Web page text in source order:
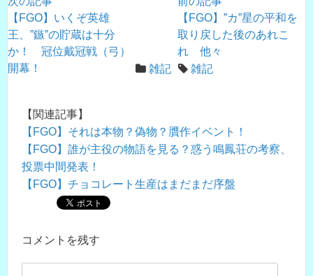
【FGO】”カ”星の平和を
取り戻した後のあれこ
れ 他々
【FGO】いくぞ英雄
王、”鏃”の貯蔵は十分
か！ 冠位戴冠戦（弓）
開幕！
雑記 雑記
【関連記事】
【FGO】それは本物？偽物？贋作イベント！
【FGO】誰が主役の物語を見る？惑う鳴鳳荘の考察、
投票中間発表！
【FGO】チョコレート生産はまだまだ序盤
コメントを残す